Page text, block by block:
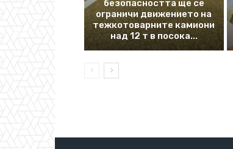
безопасността ще се
ограничи движението на
тежкотоварните камиони
над 12 т в посока...